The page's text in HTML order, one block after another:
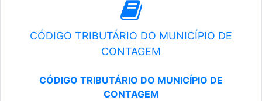
CÓDIGO TRIBUTÁRIO DO MUNICÍPIO DE
CONTAGEM
CÓDIGO TRIBUTÁRIO DO MUNICÍPIO DE
CONTAGEM